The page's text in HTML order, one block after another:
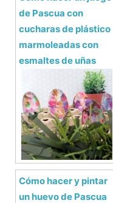
de Pascua con
cucharas de plástico
marmoleadas con
esmaltes de uñas
Cómo hacer y pintar
un huevo de Pascua